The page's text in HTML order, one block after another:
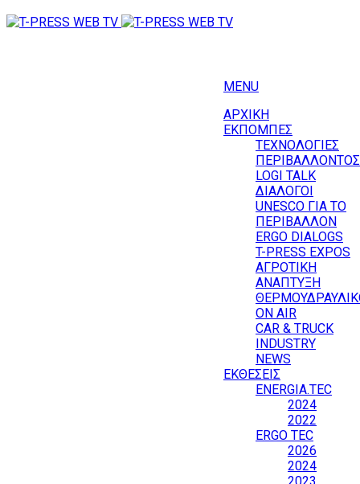
MENU
ΑΡΧΙΚΗ
ΕΚΠΟΜΠΕΣ
ΤΕΧΝΟΛΟΓΙΕΣ
ΠΕΡΙΒΑΛΛΟΝΤΟΣ
LOGI TALK
ΔΙΑΛΟΓΟΙ
UNESCO ΓΙΑ ΤΟ
ΠΕΡΙΒΑΛΛΟΝ
ERGO DIALOGS
T-PRESS EXPOS
ΑΓΡΟΤΙΚΗ
ΑΝΑΠΤΥΞΗ
ΟΝ AIR
CAR & TRUCK
INDUSTRY
NEWS
ΕΚΘΕΣΕΙΣ
ENERGIA.TEC
2024
2022
ERGO TEC
2026
2024